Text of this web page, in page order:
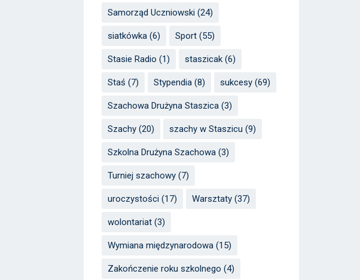
Samorząd Uczniowski (24)
siatkówka (6) Sport (55)
Stasie Radio (1) staszicak (6)
Staś (7) Stypendia (8) sukcesy (69)
Szachowa Drużyna Staszica (3)
Szachy (20) szachy w Staszicu (9)
Szkolna Drużyna Szachowa (3)
Turniej szachowy (7)
uroczystości (17) Warsztaty (37)
wolontariat (3)
Wymiana międzynarodowa (15)
Zakończenie roku szkolnego (4)